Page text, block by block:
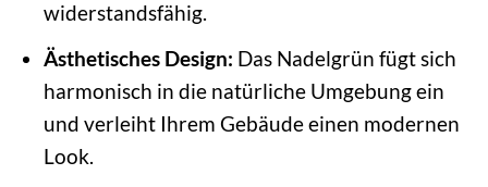
widerstandsfähig.
Ästhetisches Design: Das Nadelgrün fügt sich
harmonisch in die natürliche Umgebung ein
und verleiht Ihrem Gebäude einen modernen
Look.